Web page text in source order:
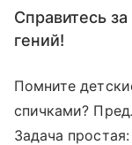
Справитесь
гений!
Помните
спичками?
Задача